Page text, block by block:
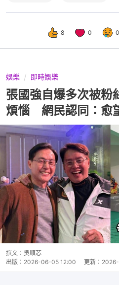
8 0 0
娛樂 即時娛樂
張國強自爆多次被粉
煩惱 網民認同：愈
撰文： 吳順芯
出版： 2026-06-05 12:00 更新：